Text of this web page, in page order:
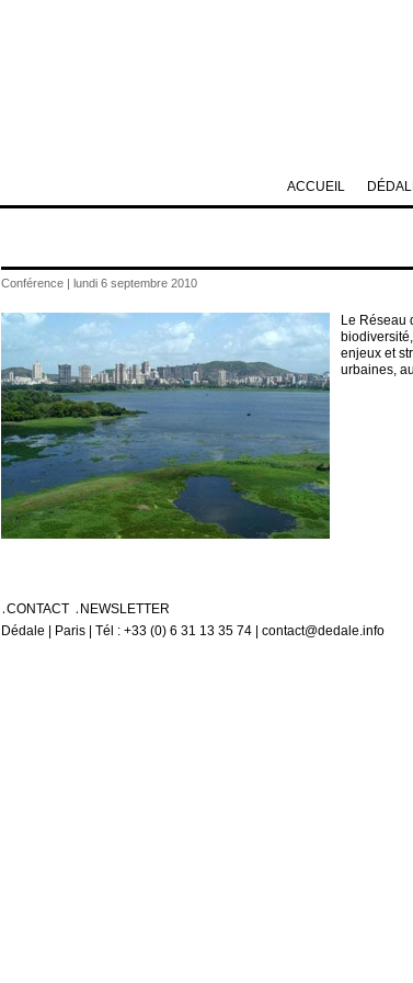
Conférence | lundi 6 septembre 2010
Le Réseau
enjeux et
urbaines,
ACCUEIL
CONTACT NEWSLETTER
Dédale | Paris | Tél : +33 (0) 6 31 13 35 74 | contact@dedale.info